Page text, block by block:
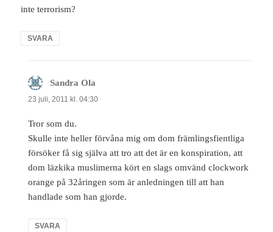
inte terrorism?
SVARA
Sandra Ola
23 juli, 2011 kl. 04:30
Tror som du.
Skulle inte heller förvåna mig om dom främlingsfientliga
försöker få sig själva att tro att det är en konspiration, att
dom läzkika muslimerna kört en slags omvänd clockwork
orange på 32åringen som är anledningen till att han
handlade som han gjorde.
SVARA